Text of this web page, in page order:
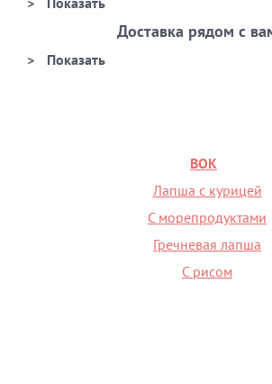
Доставка рядом с
ВОК
Лапша с курицей
С морепродуктами
Гречневая лапша
С рисом